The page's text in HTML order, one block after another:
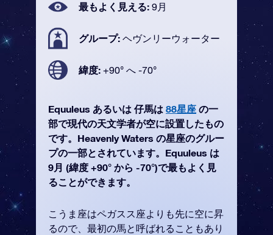
最もよく見える: 9月
グループ: ヘヴンリーウォーター
緯度: +90° へ -70°
Equuleus あるいは 仔馬は 88星座 の一
部で現代の天文学者が空に設置したもの
です。Heavenly Waters の星座のグルー
プの一部とされています。Equuleus は
9月 (緯度 +90° から -70°)で最もよく見
ることができます。
こうま座はペガスス座よりも先に空に昇
るので、最初の馬と呼ばれることもあり